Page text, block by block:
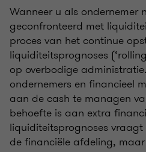
Wanneer u als ondernemer
geconfronteerd met
proces van het continue
liquiditeitsprognoses
op overbodige
ondernemers en financieel
aan de cash te managen
behoefte is aan extra
liquiditeitsprognoses vraagt
de financiële afdeling,